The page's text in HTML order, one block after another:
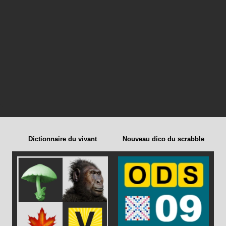
Dictionnaire du vivant Nouveau dico du scrabble